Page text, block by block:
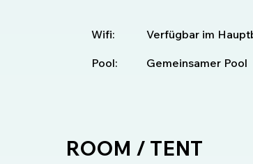
Wifi: Verfügbar im
Pool: Gemeinsamer Pool
ROOM / TENT